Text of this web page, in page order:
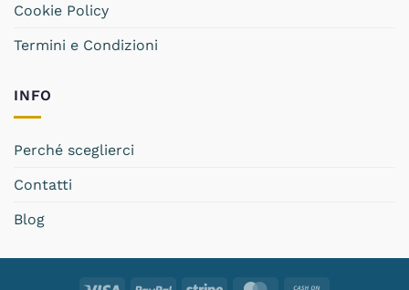
Cookie Policy
Termini e Condizioni
INFO
Perché sceglierci
Contatti
Blog